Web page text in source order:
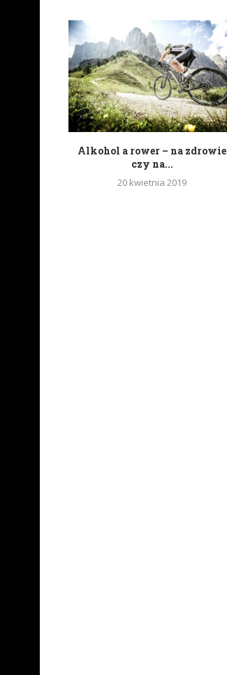
Alkohol a rower – na zdrowie
czy na...
20 kwietnia 2019